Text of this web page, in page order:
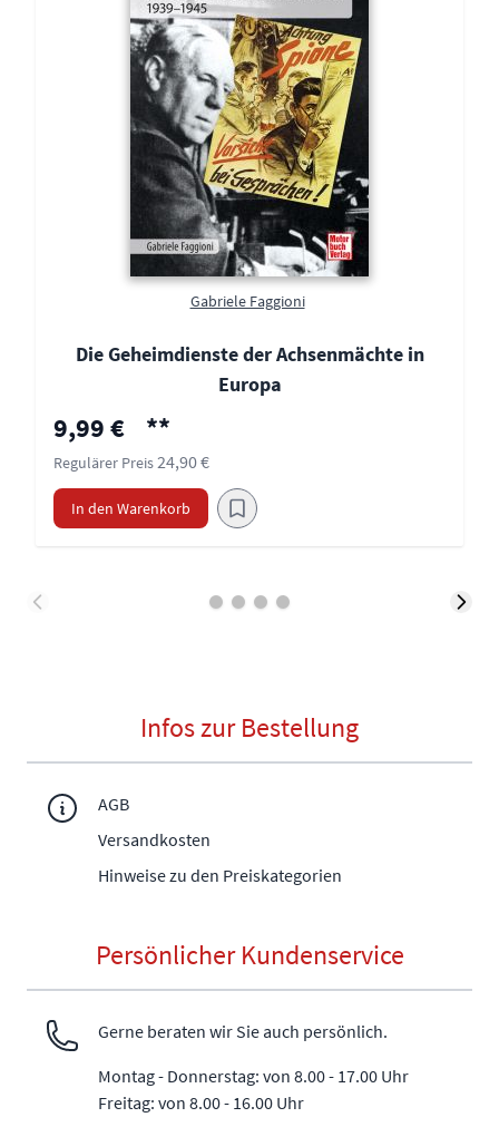
Gabriele Faggioni
Die Geheimdienste der Achsenmächte in
Europa
Sonderpreis
9,99 € **
Regulärer Preis24,90 €
In den Warenkorb
Infos zur Bestellung
AGB
Versandkosten
Hinweise zu den Preiskategorien
Persönlicher Kundenservice
Gerne beraten wir Sie auch persönlich.
Montag - Donnerstag: von 8.00 - 17.00 Uhr
Freitag: von 8.00 - 16.00 Uhr